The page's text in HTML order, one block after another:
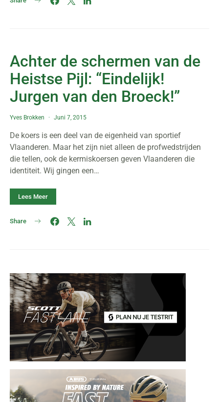
Achter de schermen van de
Heistse Pijl: “Eindelijk!
Jurgen van den Broeck!”
Yves Brokken Juni 7, 2015
De koers is een deel van de eigenheid van sportief
Vlaanderen. Maar het zijn niet alleen de profwedstrijden
die tellen, ook de kermiskoersen geven Vlaanderen die
identiteit. Wij gingen een…
Lees Meer
Share